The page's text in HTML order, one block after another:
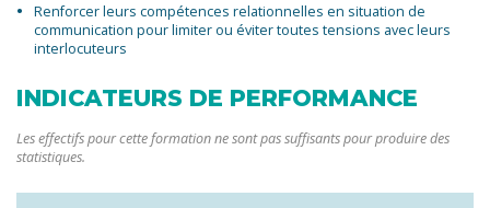
Renforcer leurs compétences relationnelles en situation de
communication pour limiter ou éviter toutes tensions avec leurs
interlocuteurs
INDICATEURS DE PERFORMANCE
Les effectifs pour cette formation ne sont pas suffisants pour produire des
statistiques.